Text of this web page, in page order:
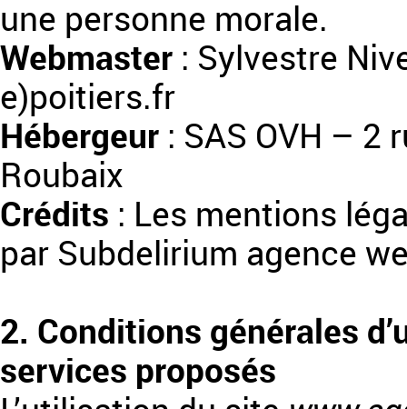
une personne morale.
Webmaster : Sylvestre
e)poitiers.fr
Hébergeur : SAS OVH – 2
Roubaix
Crédits : Les mentions
par Subdelirium agence
2. Conditions générales
services proposés